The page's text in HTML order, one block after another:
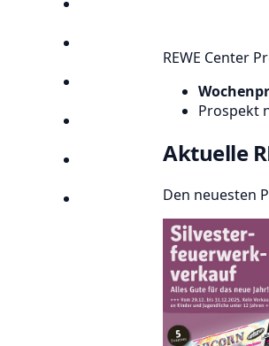
Lieblingsprospekte
REWE Center
Prospekt
Aktuelle
Den neuesten